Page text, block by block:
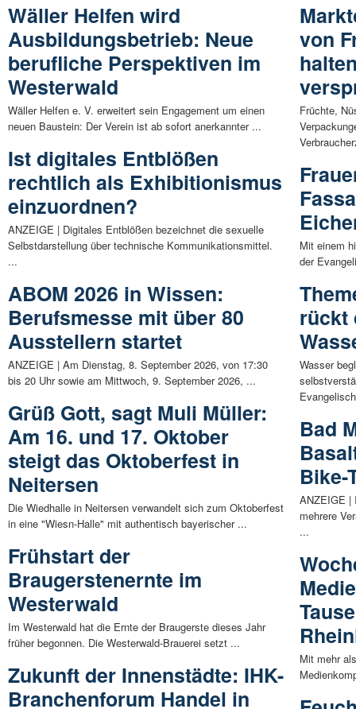
Wäller Helfen wird
Ausbildungsbetrieb: Neue
berufliche Perspektiven im
Westerwald
Wäller Helfen e. V. erweitert sein Engagement um einen
neuen Baustein: Der Verein ist ab sofort anerkannter ...
Ist digitales Entblößen
rechtlich als Exhibitionismus
einzuordnen?
ANZEIGE | Digitales Entblößen bezeichnet die sexuelle
Selbstdarstellung über technische Kommunikationsmittel.
...
ABOM 2026 in Wissen:
Berufsmesse mit über 80
Ausstellern startet
ANZEIGE | Am Dienstag, 8. September 2026, von 17:30
bis 20 Uhr sowie am Mittwoch, 9. September 2026, ...
Grüß Gott, sagt Muli Müller:
Am 16. und 17. Oktober
steigt das Oktoberfest in
Neitersen
Die Wiedhalle in Neitersen verwandelt sich zum Oktoberfest
in eine "Wiesn-Halle" mit authentisch bayerischer ...
Frühstart der
Braugerstenernte im
Westerwald
Im Westerwald hat die Ernte der Braugerste dieses Jahr
früher begonnen. Die Westerwald-Brauerei setzt ...
Zukunft der Innenstädte: IHK-
Branchenforum Handel in
von
Früchte,
Mit einem
der
rückt
Wasser
Bad
Bike-
ANZEIGE |
mehrere
...
Mit mehr